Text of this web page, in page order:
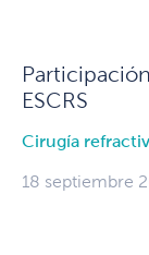
ESCRS
Cirugía
18 septiembre